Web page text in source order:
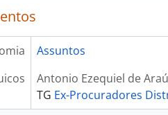
Assuntos
Antonio Ezequiel de
TG Ex-Procuradores